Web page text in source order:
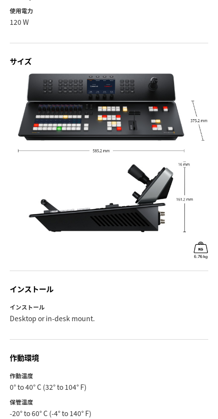
使用電力
120 W
サイズ
インストール
インストール
Desktop or in-desk mount.
作動環境
作動温度
0° to 40° C (32° to 104° F)
保管温度
-20° to 60° C (-4° to 140° F)